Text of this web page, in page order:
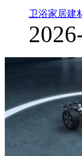
卫浴家居建